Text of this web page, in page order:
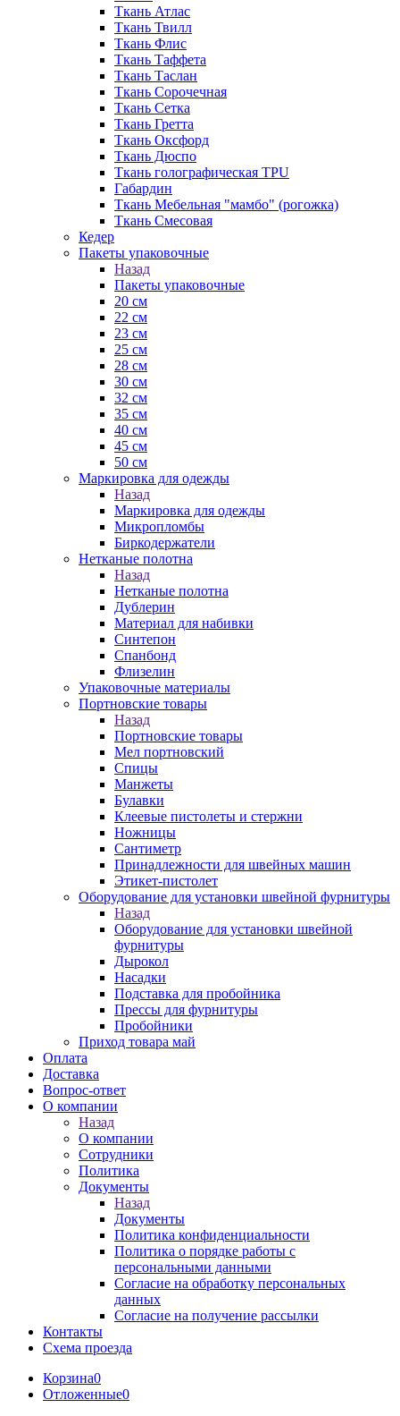
Ткань Атлас
Ткань Твилл
Ткань Флис
Ткань Таффета
Ткань Таслан
Ткань Сорочечная
Ткань Сетка
Ткань Гретта
Ткань Оксфорд
Ткань Дюспо
Ткань голографическая TPU
Габардин
Ткань Мебельная "мамбо" (рогожка)
Ткань Смесовая
Кедер
Пакеты упаковочные
Назад
Пакеты упаковочные
20 см
22 см
23 см
25 см
28 см
30 см
32 см
35 см
40 см
45 см
50 см
Маркировка для одежды
Назад
Маркировка для одежды
Микропломбы
Биркодержатели
Нетканые полотна
Назад
Нетканые полотна
Дублерин
Материал для набивки
Синтепон
Спанбонд
Флизелин
Упаковочные материалы
Портновские товары
Назад
Портновские товары
Мел портновский
Спицы
Манжеты
Булавки
Клеевые пистолеты и стержни
Ножницы
Сантиметр
Принадлежности для швейных машин
Этикет-пистолет
Оборудование для установки швейной фурнитуры
Назад
Оборудование для установки швейной
фурнитуры
Дырокол
Насадки
Подставка для пробойника
Прессы для фурнитуры
Пробойники
Приход товара май
Оплата
Доставка
Вопрос-ответ
О компании
Назад
О компании
Сотрудники
Политика
Документы
Назад
Документы
Политика конфиденциальности
Политика о порядке работы с
персональными данными
Согласие на обработку персональных
данных
Согласие на получение рассылки
Контакты
Схема проезда
Корзина0
Отложенные0